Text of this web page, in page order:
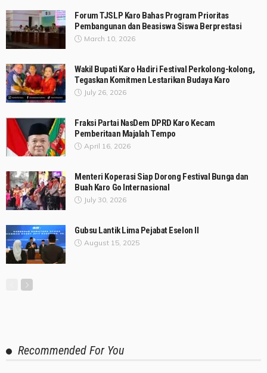
Forum TJSLP Karo Bahas Program Prioritas
Pembangunan dan Beasiswa Siswa Berprestasi
March 10, 2026
Wakil Bupati Karo Hadiri Festival Perkolong-kolong,
Tegaskan Komitmen Lestarikan Budaya Karo
July 26, 2026
Fraksi Partai NasDem DPRD Karo Kecam
Pemberitaan Majalah Tempo
April 16, 2026
Menteri Koperasi Siap Dorong Festival Bunga dan
Buah Karo Go Internasional
July 30, 2026
Gubsu Lantik Lima Pejabat Eselon II
August 15, 2025
Recommended For You